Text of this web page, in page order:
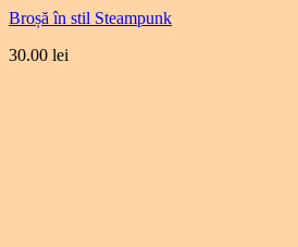
Broșă în stil Steampunk
30.00 lei